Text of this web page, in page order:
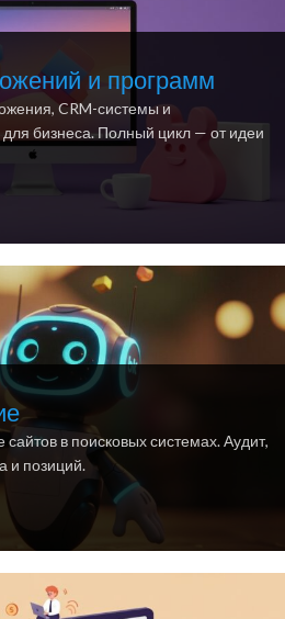
и программ
CRM-системы и
бизнеса. Полный цикл — от идеи
в поисковых системах. Аудит,
и позиций.